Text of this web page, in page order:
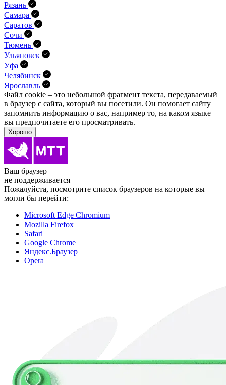
Рязань
Самара
Саратов
Сочи
Тюмень
Ульяновск
Уфа
Челябинск
Ярославль
Файл cookie – это небольшой фрагмент текста, передава­емый
в браузер с сайта, который вы посетили. Он помо­гает сайту
запомнить информацию о вас, например то, на каком языке
вы предпочитаете его просматривать.
Хорошо
Ваш браузер
не поддерживается
Пожалуйста, посмотрите список браузеров на которые вы
могли бы перейти:
Microsoft Edge Chromium
Mozilla Firefox
Safari
Google Chrome
Яндекс.Браузер
Opera